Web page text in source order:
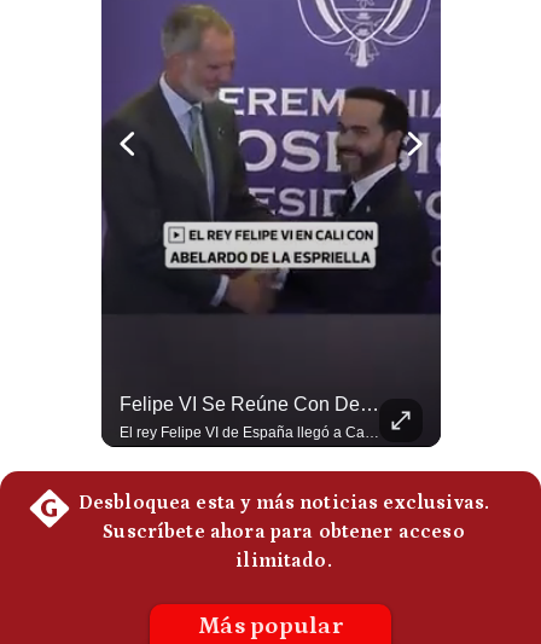
Felipe VI Se Reúne Con De La Espriella Antes De La Investidura | Gestión Mundo